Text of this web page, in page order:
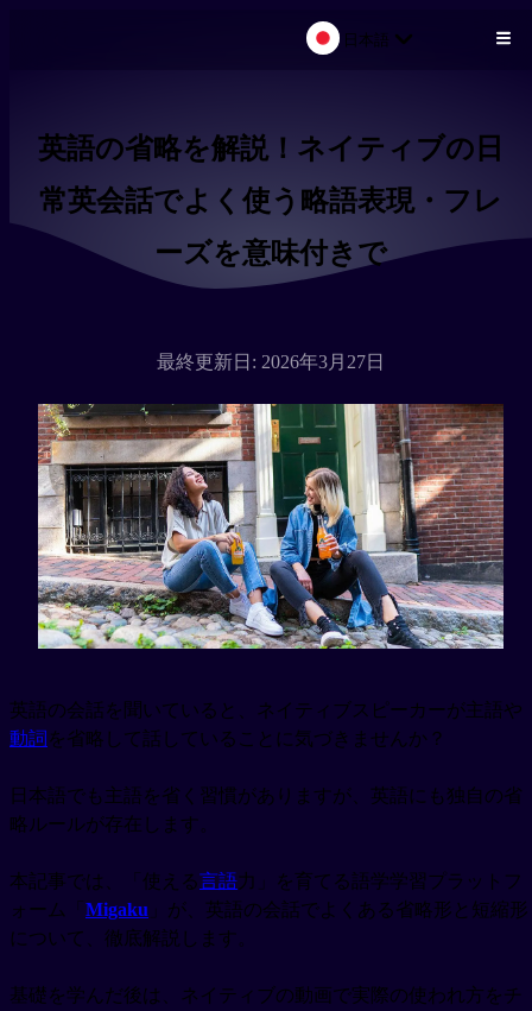
日本語
英語の省略を解説！ネイティブの日
常英会話でよく使う略語表現・フレ
ーズを意味付きで
最終更新日: 2026年3月27日
英語の会話を聞いていると、ネイティブスピーカーが主語や
動詞 を省略して話していることに気づきませんか？
日本語でも主語を省く習慣がありますが、英語にも独自の省
略ルールが存在します。
本記事では、「使える言語力」を育てる語学学習プラットフ
ォーム「 Migaku 」が、英語の会話でよくある省略形と短縮形
について、徹底解説します。
基礎を学んだ後は、ネイティブの動画で実際の使われ方をチ